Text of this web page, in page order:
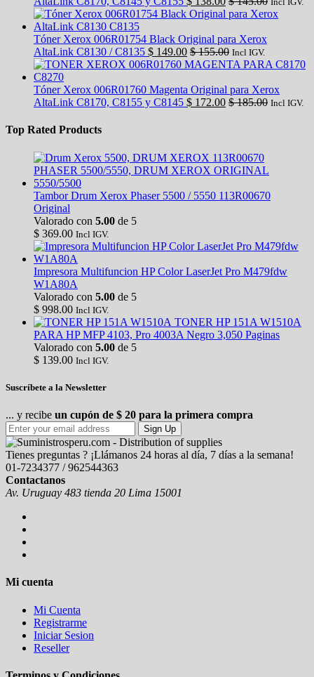
Tóner Xerox 006R01754 Black Original para Xerox
AltaLink C8130 / C8135 $ 149.00 $155.00 Incl IGV.
Tóner Xerox 006R01760 Magenta Original para Xerox
AltaLink C8170, C8155 y C8145 $ 172.00 $185.00 Incl IGV.
Top Rated Products
Tambor Drum Xerox Phaser 5500 / 5550 113R00670
Original
Valorado con 5.00 de 5
$ 369.00 Incl IGV.
Impresora Multifuncion HP Color LaserJet Pro M479fdw
W1A80A
Valorado con 5.00 de 5
$ 998.00 Incl IGV.
TONER HP 151A W1510A
PARA HP MFP 4103, Pro 4003A Negro 3,050 Paginas
Valorado con 5.00 de 5
$ 139.00 Incl IGV.
Suscríbete a la Newsletter
... y recibe un cupón de $ 20 para la primera compra
Sign Up
Tienes preguntas ? ¡Llámanos 24 horas al día, 7 días a la semana!
01-7234377 / 962544363
Contactanos
Av. Uruguay 483 tienda 20 Lima 15001
Mi cuenta
Mi Cuenta
Registrarme
Iniciar Sesion
Reseller